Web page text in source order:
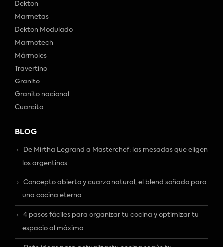
Dekton
Marmetas
Dekton Modulado
Marmotech
Mármoles
Travertino
Granito
Granito nacional
Cuarcita
BLOG
De Mirtha Legrand a Masterchef: las mesadas que eligen
los argentinos
Concepto abierto y cuarzo natural, el blend soñado para
una cocina eterna
4 pasos fáciles para organizar tu cocina y optimizar tu
espacio al máximo